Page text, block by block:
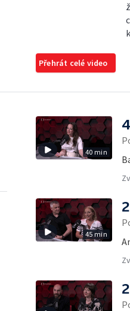
Přehrát celé video
40 min
45 min